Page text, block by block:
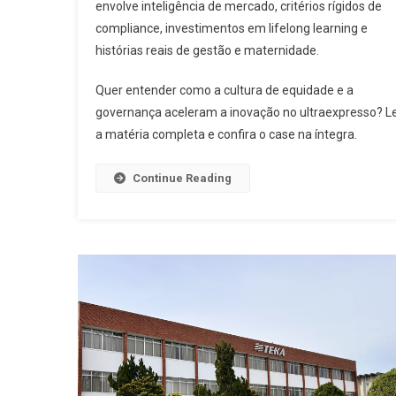
envolve inteligência de mercado, critérios rígidos de
compliance, investimentos em lifelong learning e
histórias reais de gestão e maternidade.
Quer entender como a cultura de equidade e a
governança aceleram a inovação no ultraexpresso?
a matéria completa e confira o case na íntegra.
Continue Reading